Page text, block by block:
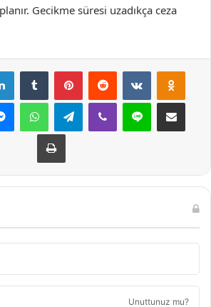
Gecikme süresi uzadıkça ceza
LinkedInTumblr PinterestReddit VKontakte
MessengerWhatsAppTelegramViber Line E-Posta ile
Yazdır
Unuttunuz mu?